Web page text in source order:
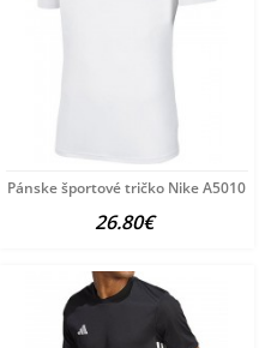
Pánske športové tričko Nike A5010
26.80€